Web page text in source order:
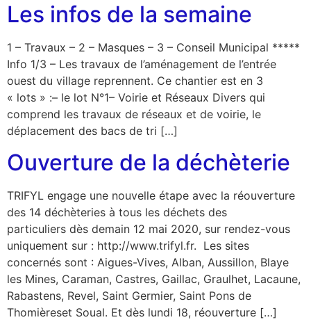
Les infos de la semaine
1 – Travaux – 2 – Masques – 3 – Conseil Municipal *****
Info 1/3 – Les travaux de l’aménagement de l’entrée
ouest du village reprennent. Ce chantier est en 3
« lots » :– le lot N°1– Voirie et Réseaux Divers qui
comprend les travaux de réseaux et de voirie, le
déplacement des bacs de tri […]
Ouverture de la déchèterie
TRIFYL engage une nouvelle étape avec la réouverture
des 14 déchèteries à tous les déchets des
particuliers dès demain 12 mai 2020, sur rendez-vous
uniquement sur : http://www.trifyl.fr. Les sites
concernés sont : Aigues-Vives, Alban, Aussillon, Blaye
les Mines, Caraman, Castres, Gaillac, Graulhet, Lacaune,
Rabastens, Revel, Saint Germier, Saint Pons de
Thomièreset Soual. Et dès lundi 18, réouverture […]